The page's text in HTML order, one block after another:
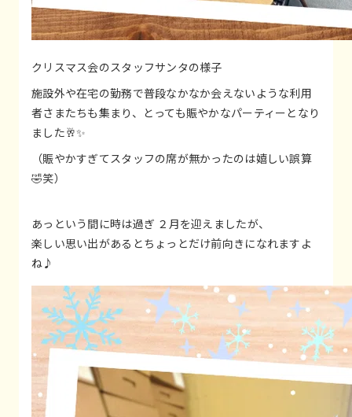
クリスマス会のスタッフサンタの様子
施設外や在宅の勤務で普段なかなか会えないような利用
者さまたちも集まり、とっても賑やかなパーティーとなり
ました🥂✨
（賑やかすぎてスタッフの席が無かったのは嬉しい誤算
🤣笑）
あっという間に時は過ぎ ２月を迎えましたが、
楽しい思い出があるとちょっとだけ前向きになれますよ
ね♪